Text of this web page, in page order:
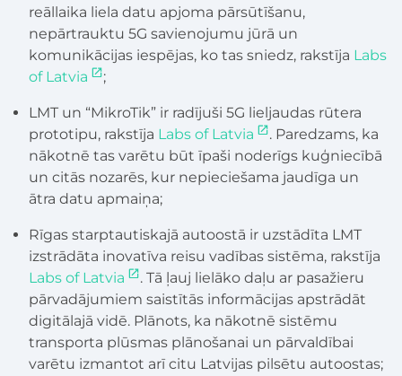
reāllaika liela datu apjoma pārsūtīšanu,
nepārtrauktu 5G savienojumu jūrā un
komunikācijas iespējas, ko tas sniedz, rakstīja Labs
of Latvia
;
LMT un “MikroTik” ir radījuši 5G lieljaudas rūtera
prototipu, rakstīja Labs of Latvia
. Paredzams, ka
nākotnē tas varētu būt īpaši noderīgs kuģniecībā
un citās nozarēs, kur nepieciešama jaudīga un
ātra datu apmaiņa;
Rīgas starptautiskajā autoostā ir uzstādīta LMT
izstrādāta inovatīva reisu vadības sistēma, rakstīja
Labs of Latvia
. Tā ļauj lielāko daļu ar pasažieru
pārvadājumiem saistītās informācijas apstrādāt
digitālajā vidē. Plānots, ka nākotnē sistēmu
transporta plūsmas plānošanai un pārvaldībai
varētu izmantot arī citu Latvijas pilsētu autoostas;